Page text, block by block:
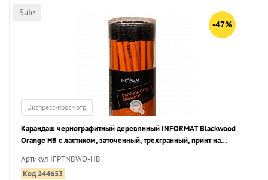
Sale
-47%
Экспресс-просмотр
Карандаш чернографитный деревянный INFORMAT Blackwood
Orange НВ с ластиком, заточенный, трехгранный, принт на
Артикул IFPTNBWO-HB
Код 244653